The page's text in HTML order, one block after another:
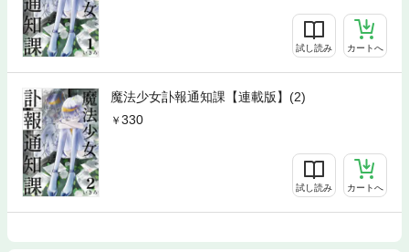
試し読み カートへ
魔法少女訃報通知課【連載版】(2)
330
試し読み カートへ